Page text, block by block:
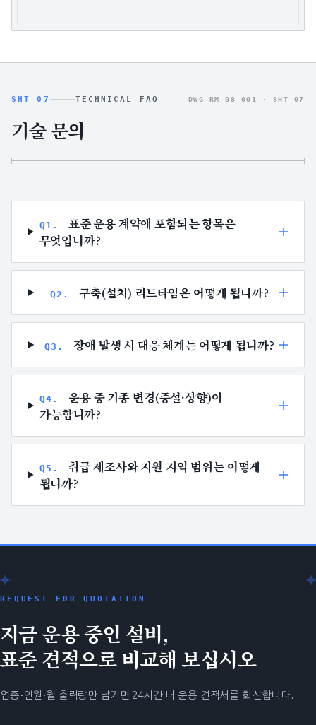
SHT 07 TECHNICAL FAQ DWG RM-08-001 · SHT 07
기술 문의
Q1 .
표준 운용 계약에 포함되는 항목은
무엇입니까?
Q2 . 구축(설치) 리드타임은 어떻게 됩니까?
Q3 . 장애 발생 시 대응 체계는 어떻게 됩니까?
Q4 .
운용 중 기종 변경(증설·상향)이
가능합니까?
Q5 .
취급 제조사와 지원 지역 범위는 어떻게
됩니까?
REQUEST FOR QUOTATION
지금 운용 중인 설비,
표준 견적으로 비교해 보십시오
업종·인원·월 출력량만 남기면 24시간 내 운용 견적서를 회신합니다.